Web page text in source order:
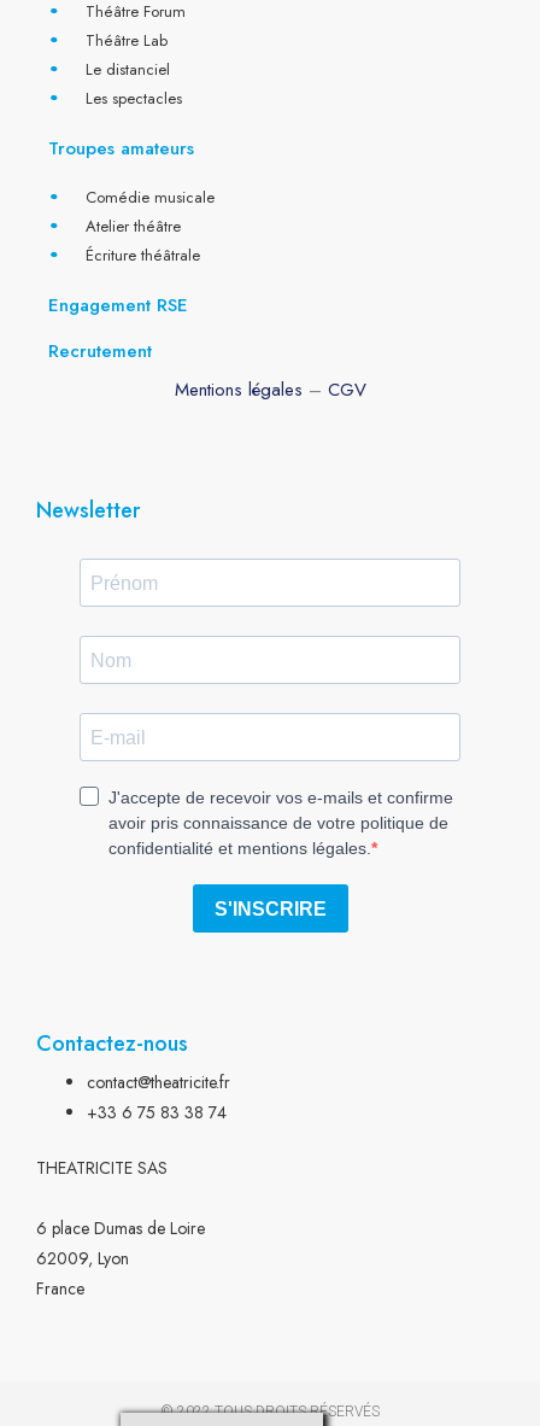
Théâtre Forum
Théâtre Lab
Le distanciel
Les spectacles
Troupes amateurs
Comédie musicale
Atelier théâtre
Écriture théâtrale
Engagement RSE
Recrutement
Mentions légales – CGV
Newsletter
Contactez-nous
contact@theatricite.fr
+33 6 75 83 38 74
THEATRICITE SAS
6 place Dumas de Loire
62009, Lyon
France
© 2022 TOUS DROITS RÉSERVÉS​